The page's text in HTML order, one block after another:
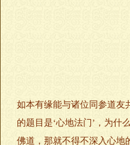
如本有缘能与诸位同参道友
的题目是‘心地法门’，为什
佛道，那就不得不深入心地